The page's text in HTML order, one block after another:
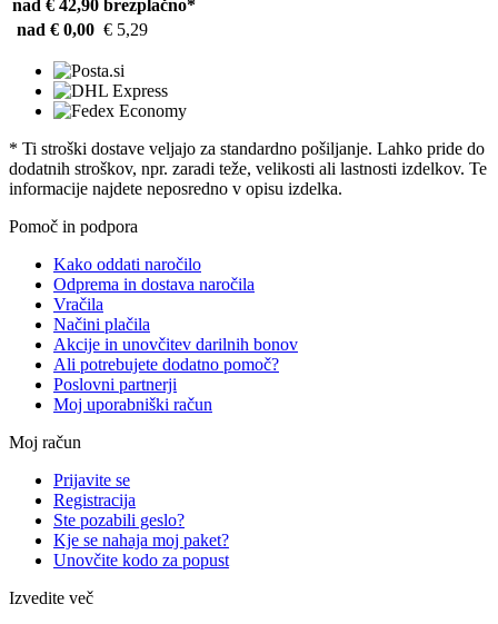
nad € 42,90 brezplačno*
nad € 0,00 € 5,29
* Ti stroški dostave veljajo za standardno pošiljanje. Lahko pride do
dodatnih stroškov, npr. zaradi teže, velikosti ali lastnosti izdelkov. Te
informacije najdete neposredno v opisu izdelka.
Pomoč in podpora
Kako oddati naročilo
Odprema in dostava naročila
Vračila
Načini plačila
Akcije in unovčitev darilnih bonov
Ali potrebujete dodatno pomoč?
Poslovni partnerji
Moj uporabniški račun
Moj račun
Prijavite se
Registracija
Ste pozabili geslo?
Kje se nahaja moj paket?
Unovčite kodo za popust
Izvedite več